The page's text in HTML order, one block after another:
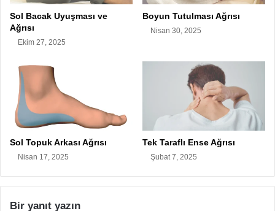
Sol Bacak Uyuşması ve
Ağrısı
Ekim 27, 2025
Boyun Tutulması Ağrısı
Nisan 30, 2025
Sol Topuk Arkası Ağrısı
Nisan 17, 2025
Tek Taraflı Ense Ağrısı
Şubat 7, 2025
Bir yanıt yazın